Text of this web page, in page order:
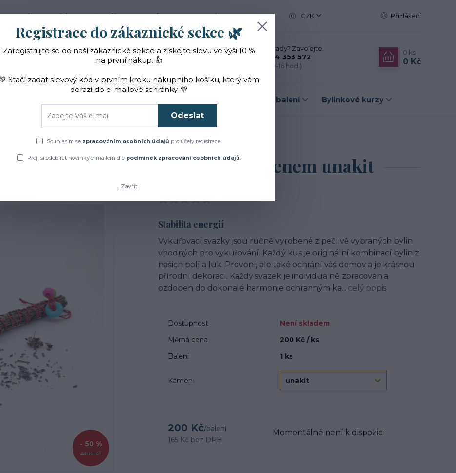
O nás Novinky Vše o nákupu Reference Kontakt CZK Přihlášení
Hledat
Nevíte si rady? Zavolejte.
+420 774 353 572
(Po-Pá, 10-16 hod.)
0 ks
0 Kč
Dárková balení Bylinkové kurzy
Vykuřovací směsi Vykuřovací svazek sedm bylin s ochranným kamenem unakit
sedm bylin s ochranným kamenem unakit
400 Kč
- 50 %
Stabilita energií
Vykuřovací svazky jsou ručně vyrobené z pečlivě vybraných bylin
vhodných pro vykuřování. Každý kus je originální kombinací bylin z
našich polí a luk. Provoní, ale také ochrání váš domov a je krásnou
přírodní dekorací. Každý svazek je individuálně zpracován a
ozdoben do dokonalé harmonie ochranným ka... celý popis
Dostupnost
Není skladem
Měrná cena
200 Kč / ks
Balení
1 ks
Kámen
200 Kč/balení
165 Kč bez DPH
Momentálně není k dispozici
Registrace do zákaznické sekce 🌿
Zaregistrujte se do naší zákaznické sekce a získejte slevu ve výši 10 %
na první nákup. 👍
💚 Stačí zadat slevový kód v prvním kroku nákupního košíku, který vám
dorazí do e-mailové schránky. 💚
Odeslat
Souhlasím se zpracováním osobních údajů pro účely registrace.
Přeji si odebírat novinky e-mailem dle podmínek zpracování osobních údajů.
Zavřít